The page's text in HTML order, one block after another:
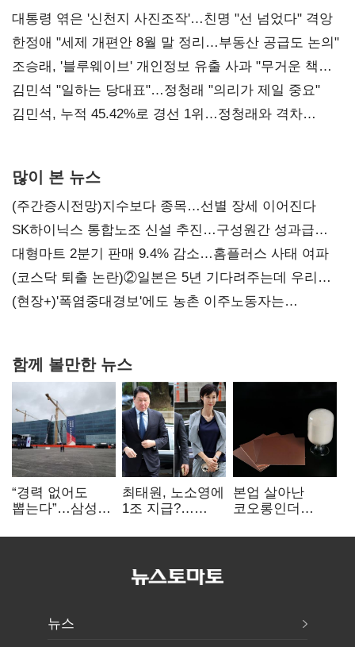
대통령 엮은 '신천지 사진조작'…친명 "선 넘었다" 격앙
한정애 "세제 개편안 8월 말 정리…부동산 공급도 논의"
조승래, '블루웨이브' 개인정보 유출 사과 "무거운 책임
통감"
김민석 "일하는 당대표"…정청래 "의리가 제일 중요"
김민석, 누적 45.42%로 경선 1위…정청래와 격차
많이 본 뉴스
(주간증시전망)지수보다 종목…선별 장세 이어진다
SK하이닉스 통합노조 신설 추진…구성원간 성과급
불만 확산
대형마트 2분기 판매 9.4% 감소…홈플러스 사태 여파
(코스닥 퇴출 논란)②일본은 5년 기다려주는데 우리는
당장 퇴출?…시간만으론 부족한 코스닥 구하기
(현장+)'폭염중대경보'에도 농촌 이주노동자는
함께 볼만한 뉴스
“경력 없어도
뽑는다”…삼성
반도체 인재
최태원, 노소영에
1조 지급?…
본업 살아난
코오롱인더
배터리 소재로
뉴스